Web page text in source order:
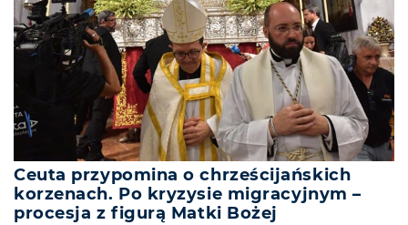
Ceuta przypomina o chrześcijańskich
korzenach. Po kryzysie migracyjnym –
procesja z figurą Matki Bożej